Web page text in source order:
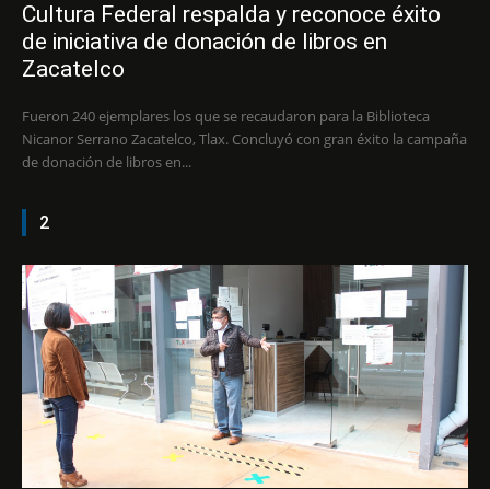
Cultura Federal respalda y reconoce éxito
de iniciativa de donación de libros en
Zacatelco
Fueron 240 ejemplares los que se recaudaron para la Biblioteca
Nicanor Serrano Zacatelco, Tlax. Concluyó con gran éxito la campaña
de donación de libros en...
2